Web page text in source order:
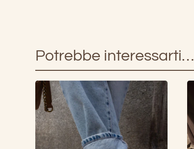
Potrebbe interessarti…